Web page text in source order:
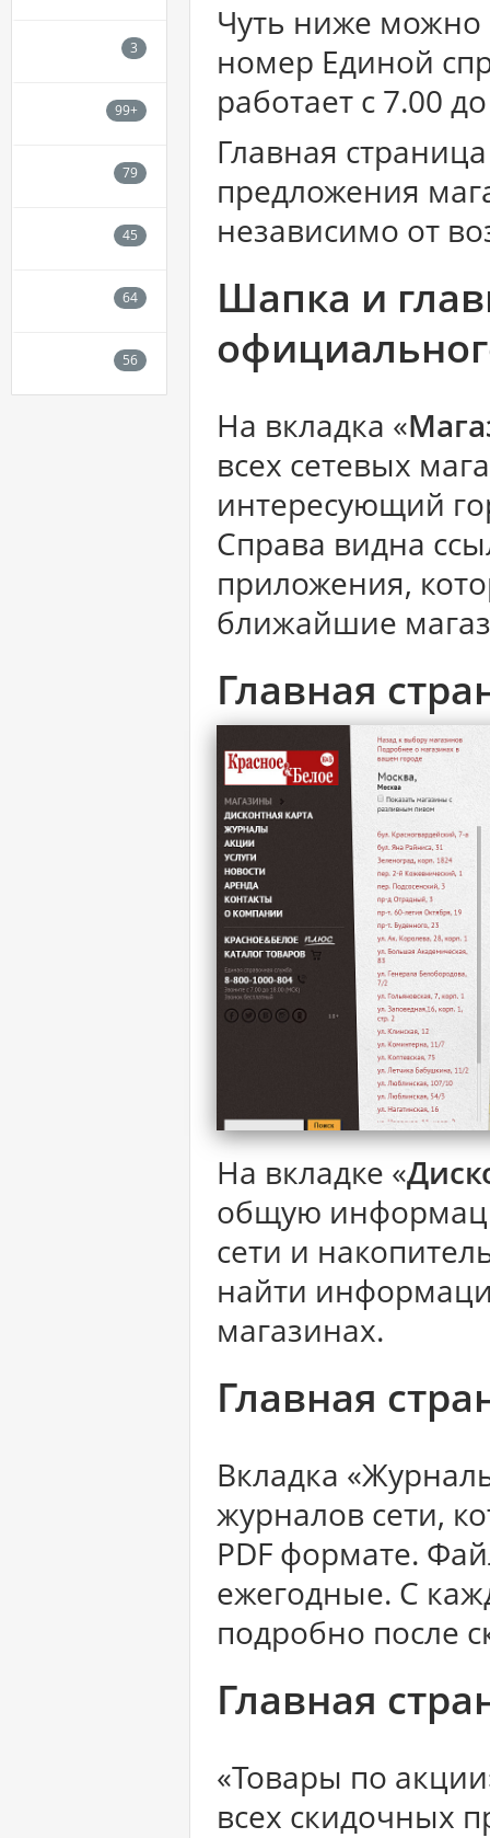
Чуть ниже можно
номер Единой
работает с 7.00
Главная
предложения
независимо от
Шапка и
На вкладка «
всех сетевых
интересующий
Справа видна
приложения,
ближайшие
Главная
На вкладке «
общую
сети и
найти
магазинах.
Главная
Вкладка
журналов сети,
PDF формате.
ежегодные. С
подробно после
Главная
«Товары по
всех скидочных